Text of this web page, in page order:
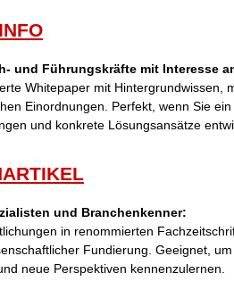
und Führungskräfte mit Interesse
Whitepaper mit Hintergrundwissen,
Einordnungen. Perfekt, wenn Sie
und konkrete Lösungsansätze
und Branchenkenner:
in renommierten
Fundierung. Geeignet,
neue Perspektiven kennenzulernen.